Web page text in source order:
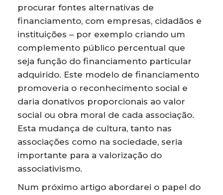
procurar fontes alternativas de
financiamento, com empresas, cidadãos e
instituições – por exemplo criando um
complemento público percentual que
seja função do financiamento particular
adquirido. Este modelo de financiamento
promoveria o reconhecimento social e
daria donativos proporcionais ao valor
social ou obra moral de cada associação.
Esta mudança de cultura, tanto nas
associações como na sociedade, seria
importante para a valorização do
associativismo.
Num próximo artigo abordarei o papel do